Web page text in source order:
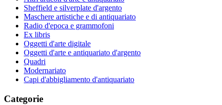
Sheffield e silverplate d'argento
Maschere artistiche e di antiquariato
Radio d'epoca e grammofoni
Ex libris
Oggetti d'arte digitale
Oggetti d'arte e antiquariato d'argento
Quadri
Modernariato
Capi d'abbigliamento d'antiquariato
Categorie